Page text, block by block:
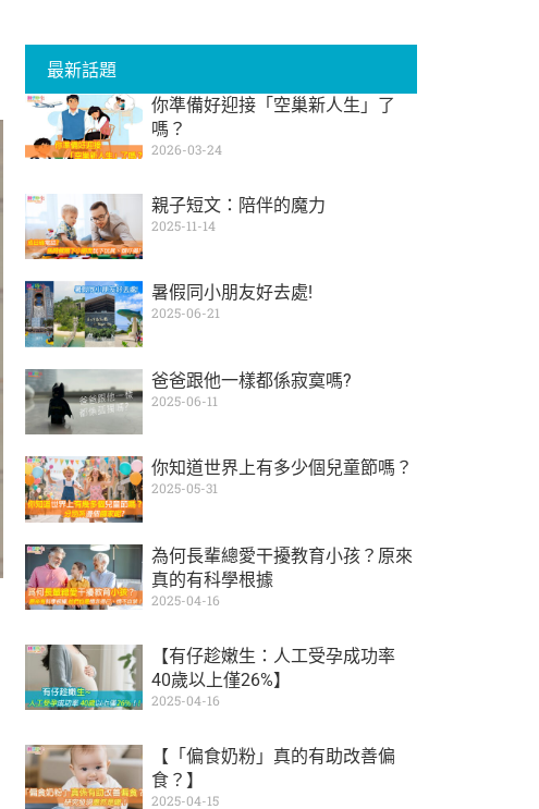
最新話題
你準備好迎接「空巢新人生」了
嗎？
2026-03-24
親子短文：陪伴的魔力
2025-11-14
暑假同小朋友好去處!
2025-06-21
爸爸跟他一樣都係寂寞嗎?
2025-06-11
你知道世界上有多少個兒童節嗎？
2025-05-31
為何長輩總愛干擾教育小孩？原來
真的有科學根據
2025-04-16
【有仔趁嫩生：人工受孕成功率
40歲以上僅26%】
2025-04-16
【「偏食奶粉」真的有助改善偏
食？】
2025-04-15